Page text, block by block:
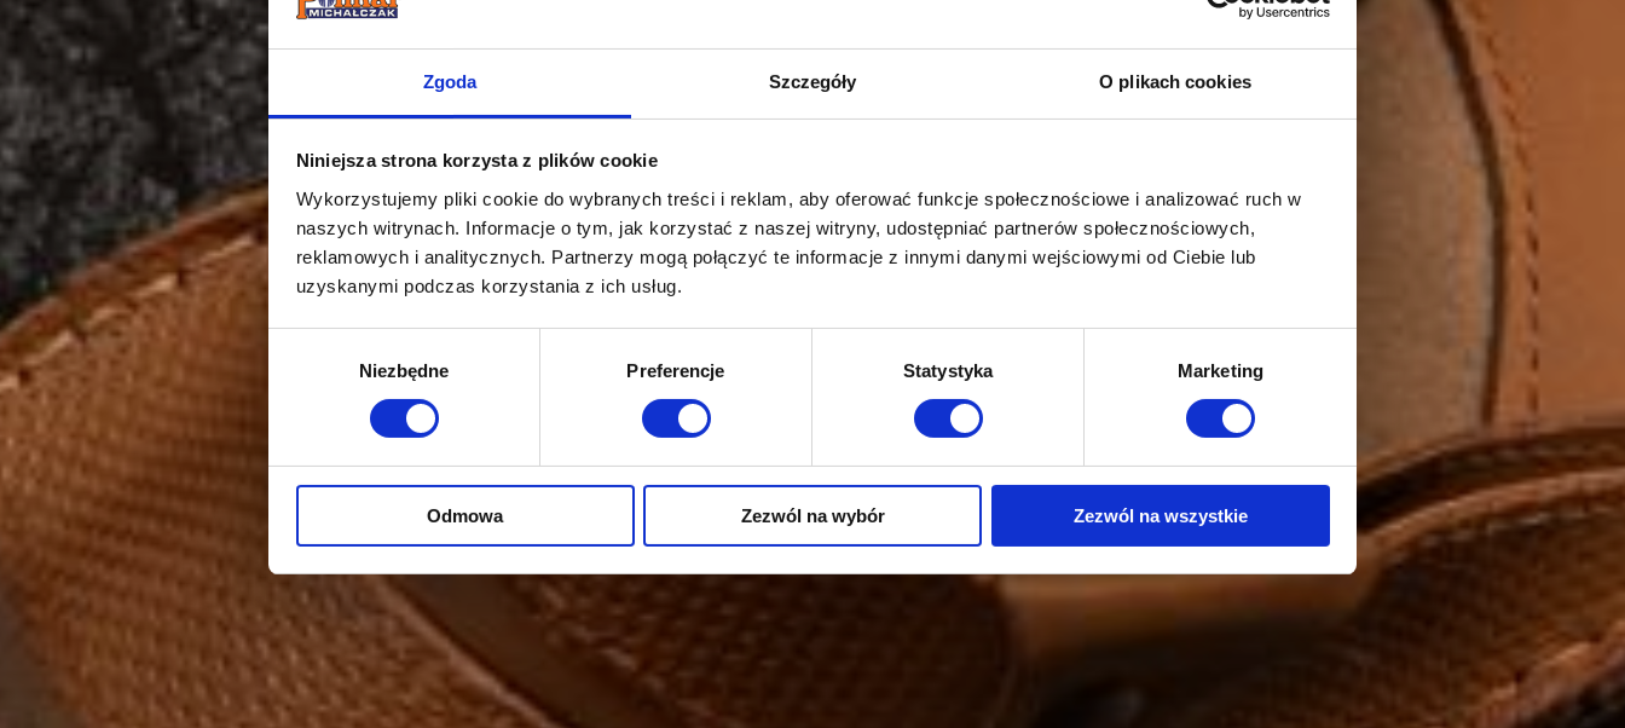
Zgoda Szczegóły O plikach cookies
Niniejsza strona korzysta z plików cookie
Wykorzystujemy pliki cookie do wybranych treści i reklam, aby oferować funkcje społecznościowe i analizować ruch w
naszych witrynach. Informacje o tym, jak korzystać z naszej witryny, udostępniać partnerów społecznościowych,
reklamowych i analitycznych. Partnerzy mogą połączyć te informacje z innymi danymi wejściowymi od Ciebie lub
uzyskanymi podczas korzystania z ich usług.
Niezbędne Preferencje Statystyka Marketing
Odmowa Zezwól na wybór Zezwól na wszystkie